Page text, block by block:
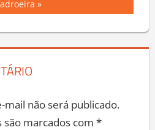
mail não será publicado.
marcados com *